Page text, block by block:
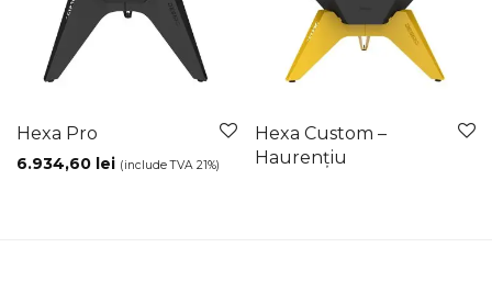
Hexa Pro
6.934,60 lei (include TVA 21%)
Hexa Custom –
Haurențiu